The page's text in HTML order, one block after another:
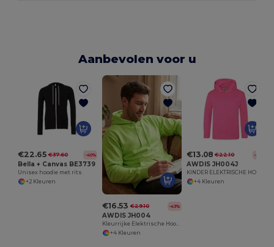
Aanbevolen voor u
€22.65 €37.60 -40%
Bella + Canvas BE3739
Unisex hoodie met rits
+2 Kleuren
€16.53 €29.10 -43%
AWDIS JH004
Kleurrijke Elektrische Hoodie Met Comfort
+4 Kleuren
€13.08 €22.10 -41%
AWDIS JH004J
+4 Kleuren